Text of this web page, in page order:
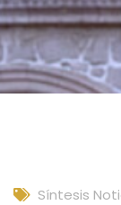
Síntesis